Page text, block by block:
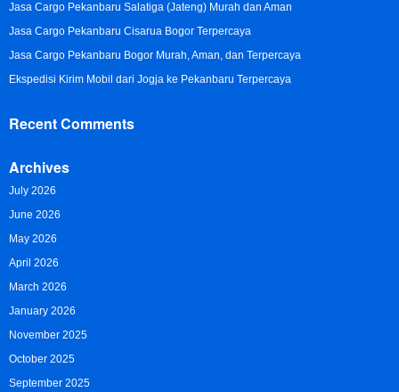
Jasa Cargo Pekanbaru Salatiga (Jateng) Murah dan Aman
Jasa Cargo Pekanbaru Cisarua Bogor Terpercaya
Jasa Cargo Pekanbaru Bogor Murah, Aman, dan Terpercaya
Ekspedisi Kirim Mobil dari Jogja ke Pekanbaru Terpercaya
Recent Comments
Archives
July 2026
June 2026
May 2026
April 2026
March 2026
January 2026
November 2025
October 2025
September 2025